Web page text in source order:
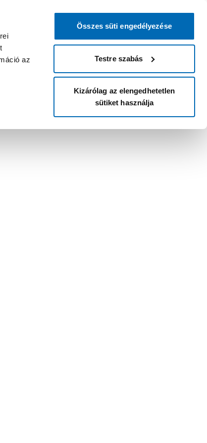
az
Összes süti engedélyezése
Testre szabás
Kizárólag az elengedhetetlen
sütiket használja